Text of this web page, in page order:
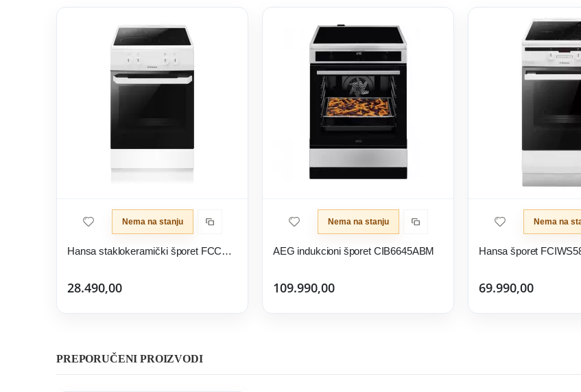
Nema na stanju
Hansa staklokeramički šporet FCCW530001
28.490,00
Nema na stanju
AEG indukcioni šporet CIB6645ABM
109.990,00
Nema na
Hansa šporet
69.990,00
PREPORUČENI PROIZVODI